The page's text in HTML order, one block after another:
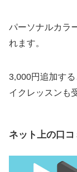
パーソナルカラ
れます。
3,000円追加す
イクレッスンも
ネット上の口コ